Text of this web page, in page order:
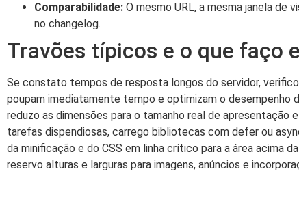
Comparabilidade: O mesmo URL, a mesma janela de
no changelog.
Travões típicos e o que faço
Se constato tempos de resposta longos do servidor,
poupam imediatamente tempo e optimizam o desempenho
reduzo as dimensões para o tamanho real de
tarefas dispendiosas, carrego bibliotecas com defer ou
da minificação e do CSS em linha crítico para a área acima
reservo alturas e larguras para imagens, anúncios e